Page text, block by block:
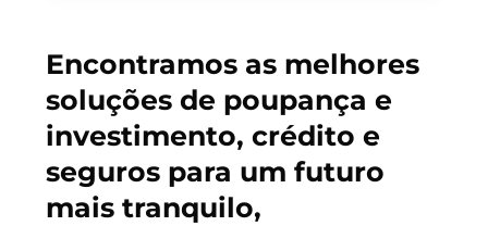
Encontramos as melhores
soluções de poupança e
investimento, crédito e
seguros para um futuro
mais tranquilo,